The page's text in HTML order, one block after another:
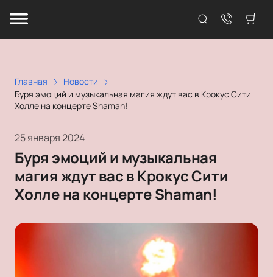
Главная
Новости
Буря эмоций и музыкальная магия ждут вас в Крокус Сити
Холле на концерте Shaman!
25 января 2024
Буря эмоций и музыкальная
магия ждут вас в Крокус Сити
Холле на концерте Shaman!